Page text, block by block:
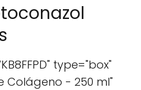
type="box"
Colágeno - 250 ml"